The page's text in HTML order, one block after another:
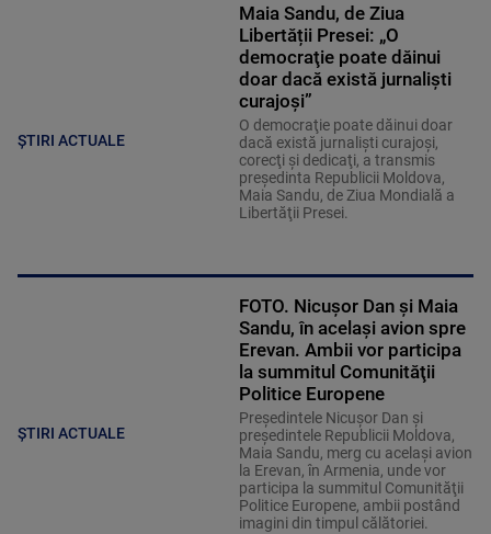
ȘTIRI ACTUALE
Maia Sandu, de Ziua
Libertății Presei: „O
democraţie poate dăinui
doar dacă există jurnalişti
curajoşi”
O democraţie poate dăinui doar
dacă există jurnalişti curajoşi,
corecţi şi dedicaţi, a transmis
preşedinta Republicii Moldova,
Maia Sandu, de Ziua Mondială a
Libertăţii Presei.
ȘTIRI ACTUALE
FOTO. Nicușor Dan și Maia
Sandu, în același avion spre
Erevan. Ambii vor participa
la summitul Comunităţii
Politice Europene
Preşedintele Nicuşor Dan şi
preşedintele Republicii Moldova,
Maia Sandu, merg cu acelaşi avion
la Erevan, în Armenia, unde vor
participa la summitul Comunităţii
Politice Europene, ambii postând
imagini din timpul călătoriei.